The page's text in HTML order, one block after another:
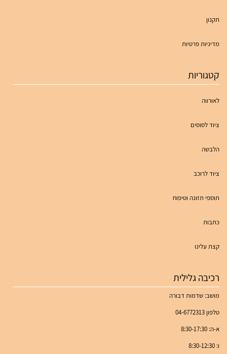
תקנון
מדיניות פרטיות
קטגוריות
לאורווה
ציוד לסוסים
הלבשה
ציוד לרוכב
תוספי תזונה וטיפוח
כתבות
קצת עלינו
רכיבה גלילית
מושב: שדמות דבורה
טלפון 04-6772313
א-ה: 8:30-17:30
ו: 8:30-12:30